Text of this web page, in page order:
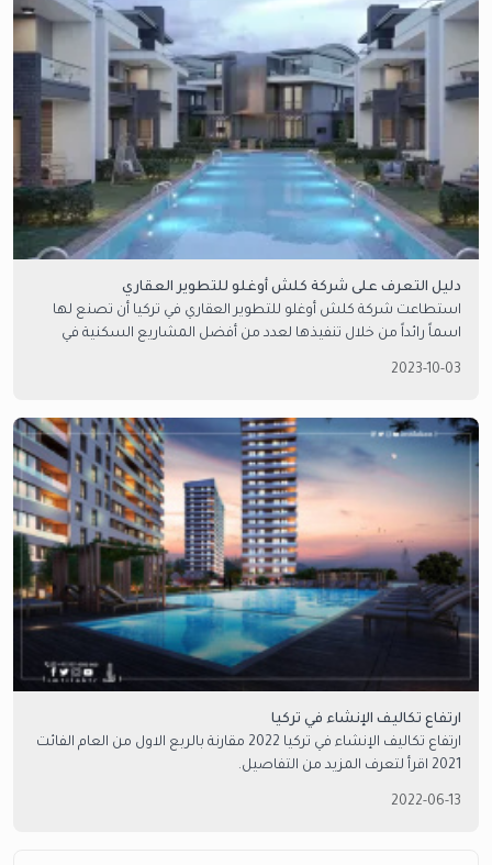
دليل التعرف على شركة كلش أوغلو للتطوير العقاري
استطاعت شركة كلش أوغلو للتطوير العقاري في تركيا أن تصنع لها
اسماً رائداً من خلال تنفيذها لعدد من أفضل المشاريع السكنية في
2023-10-03
ارتفاع تكاليف الإنشاء في تركيا
ارتفاع تكاليف الإنشاء في تركيا 2022 مقارنة بالربع الاول من العام الفائت
2021 اقرأ لتعرف المزيد من التفاصيل.
2022-06-13